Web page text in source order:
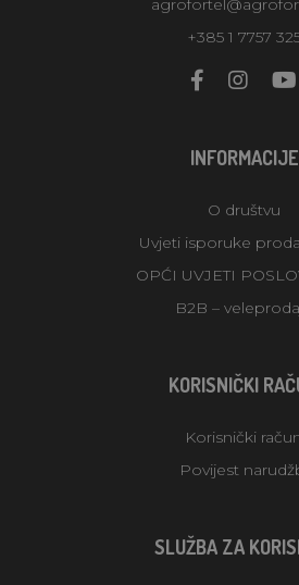
+385 1 7757
INFORMACIJE
O društvu
Uvjeti isporuke
OPĆI UVJETI
B2B –
KORISNIČKI
Korisnički
Povijest
SLUŽBA ZA